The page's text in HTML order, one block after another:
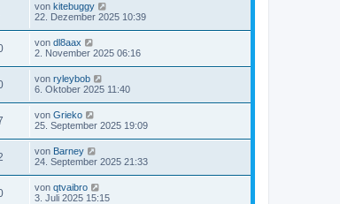
von kitebuggy
22. Dezember 2025 10:39
von dl8aax
2. November 2025 06:16
von ryleybob
6. Oktober 2025 11:40
von Grieko
25. September 2025 19:09
von Barney
24. September 2025 21:33
von qtvaibro
3. Juli 2025 15:15